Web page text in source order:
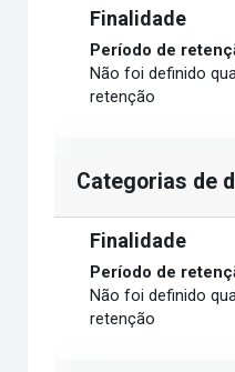
Finalidade
Período de
Não foi definido
retenção
Categorias de
Finalidade
Período de
Não foi definido
retenção